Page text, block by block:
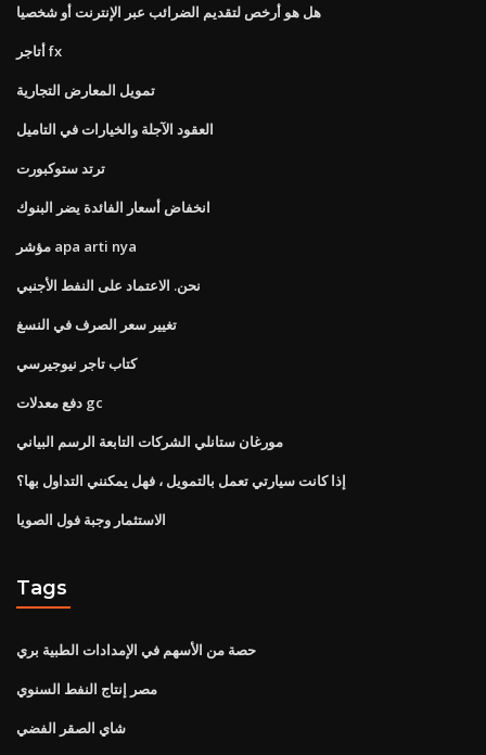
هل هو أرخص لتقديم الضرائب عبر الإنترنت أو شخصيا
أتاجر fx
تمويل المعارض التجارية
العقود الآجلة والخيارات في التاميل
ترتد ستوكبورت
انخفاض أسعار الفائدة يضر البنوك
مؤشر apa arti nya
نحن. الاعتماد على النفط الأجنبي
تغيير سعر الصرف في النسغ
كتاب تاجر نيوجيرسي
دفع معدلات gc
مورغان ستانلي الشركات التابعة الرسم البياني
إذا كانت سيارتي تعمل بالتمويل ، فهل يمكنني التداول بها؟
الاستثمار وجبة فول الصويا
Tags
حصة من الأسهم في الإمدادات الطبية بري
مصر إنتاج النفط السنوي
شاي الصقر الفضي